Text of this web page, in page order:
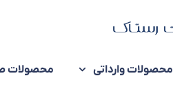
محصولات وارداتی محصولات